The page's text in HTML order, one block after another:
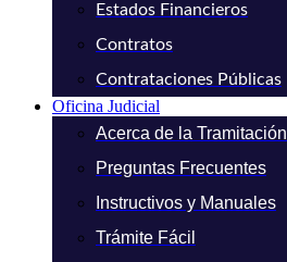
Estados Financieros
Contratos
Contrataciones Públicas
Oficina Judicial
Acerca de la Tramitación
Preguntas Frecuentes
Instructivos y Manuales
Trámite Fácil